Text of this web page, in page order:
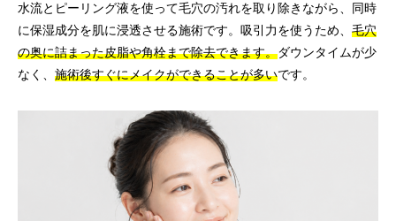
水流とピーリング液を使って毛穴の汚れを取り除きながら、同時
に保湿成分を肌に浸透させる施術です。吸引力を使うため、 毛穴
の奥に詰まった皮脂や角栓まで除去できます。ダウンタイムが少
なく、 施術後すぐにメイクができることが多いです。